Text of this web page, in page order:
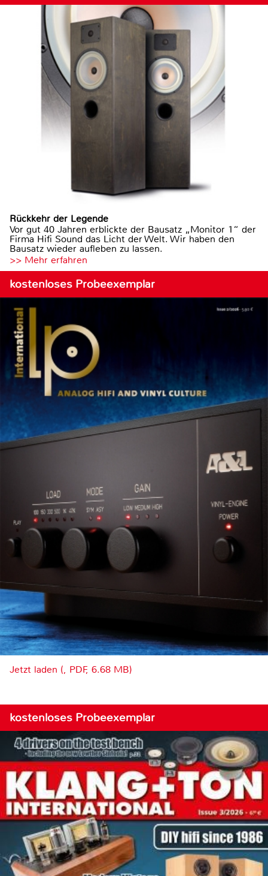
Rückkehr der Legende
Vor gut 40 Jahren erblickte der Bausatz „Monitor 1“ der
Firma Hifi Sound das Licht der Welt. Wir haben den
Bausatz wieder aufleben zu lassen.
>> Mehr erfahren
kostenloses Probeexemplar
Jetzt laden (, PDF, 6.68 MB)
kostenloses Probeexemplar